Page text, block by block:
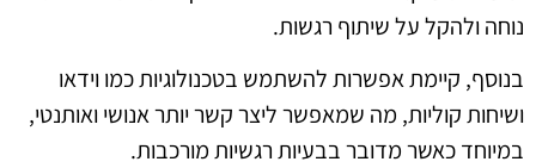
נוחה ולהקל על שיתוף רגשות.
בנוסף, קיימת אפשרות להשתמש בטכנולוגיות כמו וידאו
ושיחות קוליות, מה שמאפשר ליצר קשר יותר אנושי ואותנטי,
במיוחד כאשר מדובר בבעיות רגשיות מורכבות.